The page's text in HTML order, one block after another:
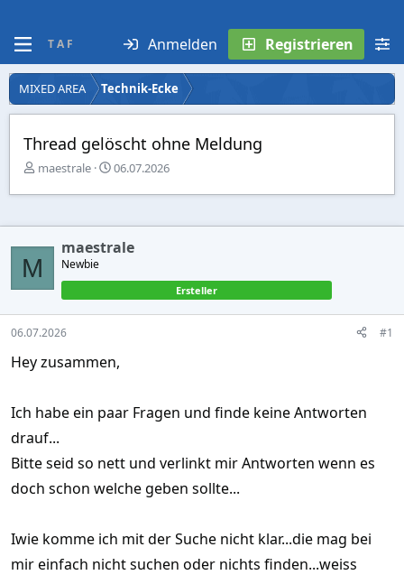
T A F Anmelden Registrieren
MIXED AREA Technik-Ecke
Thread gelöscht ohne Meldung
E
s
e
l
l
e
maestrale
E
s
e
l
t
a
m
06.07.2026
M
maestrale
Newbie
Ersteller
06.07.2026 #1
Hey zusammen,
Ich habe ein paar Fragen und finde keine Antworten
drauf...
Bitte seid so nett und verlinkt mir Antworten wenn es
doch schon welche geben sollte...
Iwie komme ich mit der Suche nicht klar...die mag bei
mir einfach nicht suchen oder nichts finden...weiss